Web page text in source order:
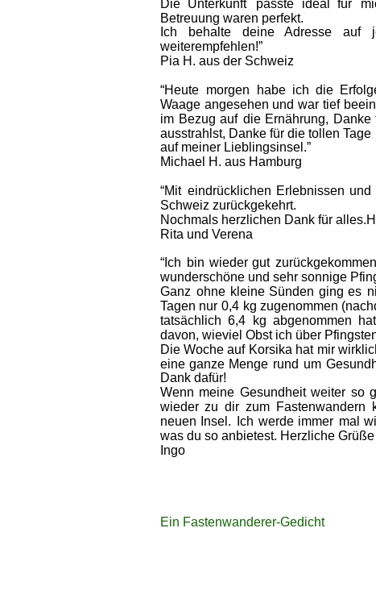
Die Unterkunft passte ideal für
Betreuung waren perfekt.
Ich behalte deine Adresse auf
weiterempfehlen!”
Pia H. aus der Schweiz
“Heute morgen habe ich die
Waage angesehen und war tief
im Bezug auf die Ernährung,
ausstrahlst, Danke für die tollen Tage
auf meiner Lieblingsinsel.”
Michael H. aus Hamburg
“Mit eindrücklichen Erlebnissen
Schweiz zurückgekehrt.
Nochmals herzlichen Dank für
Rita und Verena
“Ich bin wieder gut zurückgekommen
wunderschöne und sehr sonnige
Ganz ohne kleine Sünden ging es
Tagen nur 0,4 kg zugenommen
tatsächlich 6,4 kg abgenommen
davon, wieviel Obst ich über
Die Woche auf Korsika hat mir
eine ganze Menge rund um
Dank dafür!
Wenn meine Gesundheit weiter so
wieder zu dir zum Fastenwandern
neuen
Insel. Ich werde immer mal
was du so anbietest. Herzliche
Ingo
Ein Fastenwanderer-Gedicht